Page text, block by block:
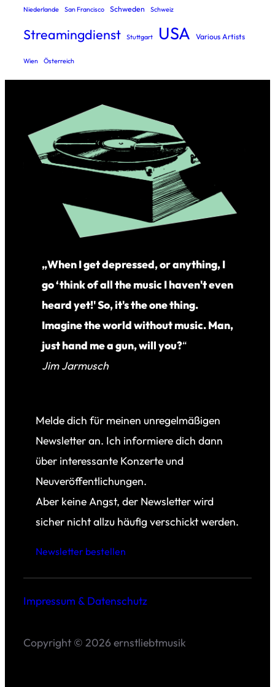
Niederlande San Francisco Schweden Schweiz
Streamingdienst Stuttgart USA Various Artists
Wien Österreich
„When I get depressed, or anything, I
go ‘think of all the music I haven't even
heard yet!' So, it's the one thing.
Imagine the world without music. Man,
just hand me a gun, will you?“
Jim Jarmusch
Melde dich für meinen unregelmäßigen
Newsletter an. Ich informiere dich dann
über interessante Konzerte und
Neuveröffentlichungen.
Aber keine Angst, der Newsletter wird
sicher nicht allzu häufig verschickt werden.
Newsletter bestellen
Impressum & Datenschutz
Copyright © 2026 ernstliebtmusik